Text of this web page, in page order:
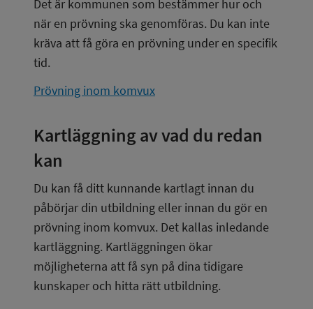
Det är kommunen som bestämmer hur och
när en prövning ska genomföras. Du kan inte
kräva att få göra en prövning under en specifik
tid.
Prövning inom komvux
Kartläggning av vad du redan
kan
Du kan få ditt kunnande kartlagt innan du
påbörjar din utbildning eller innan du gör en
prövning inom komvux. Det kallas inledande
kartläggning. Kartläggningen ökar
möjligheterna att få syn på dina tidigare
kunskaper och hitta rätt utbildning.